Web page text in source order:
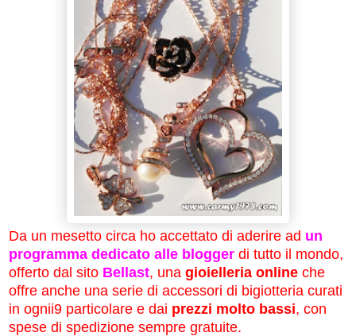
Da un mesetto circa ho accettato di aderire ad un
programma dedicato alle blogger di tutto il mondo,
offerto dal sito Bellast, una gioielleria online che
offre anche una serie di accessori di bigiotteria curati
in ognii9 particolare e dai prezzi molto bassi, con
spese di spedizione sempre gratuite.